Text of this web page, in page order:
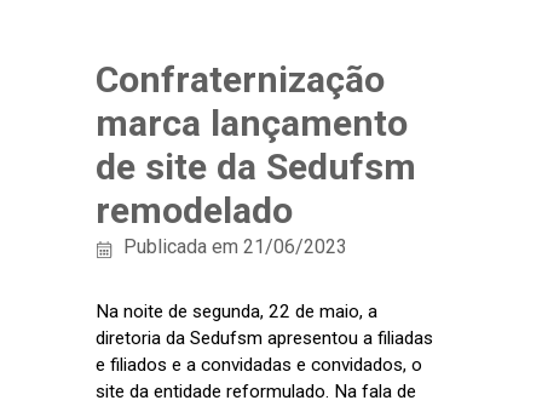
Confraternização
marca lançamento
de site da Sedufsm
remodelado
Publicada em 21/06/2023
Na noite de segunda, 22 de maio, a
diretoria da Sedufsm apresentou a filiadas
e filiados e a convidadas e convidados, o
site da entidade reformulado. Na fala de